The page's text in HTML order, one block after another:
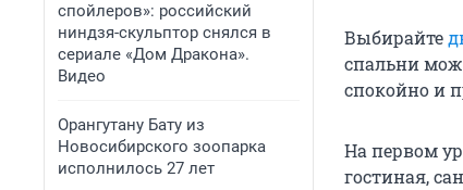
спойлеров»: российский
ниндзя-скульптор снялся в
сериале «Дом Дракона».
Видео
Орангутану Бату из
Новосибирского зоопарка
исполнилось 27 лет
Выбирайте
спальни
спокойно и
На первом
гостиная,